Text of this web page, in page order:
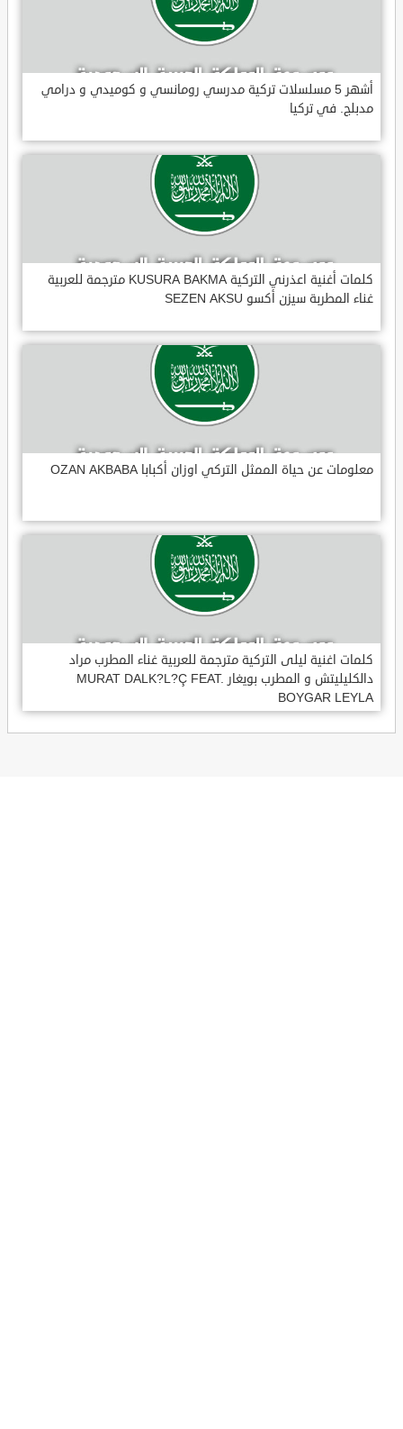
أشهر 5 مسلسلات تركية مدرسي رومانسي و كوميدي و درامي
مدبلج. في تركيا
كلمات أغنية اعذرني التركية KUSURA BAKMA مترجمة للعربية
غناء المطربة سيزن أكسو SEZEN AKSU
معلومات عن حياة الممثل التركي اوزان أكبابا OZAN AKBABA
كلمات اغنية ليلى التركية مترجمة للعربية غناء المطرب مراد
دالكليليتش و المطرب بويغار MURAT DALK?L?Ç FEAT.
BOYGAR LEYLA